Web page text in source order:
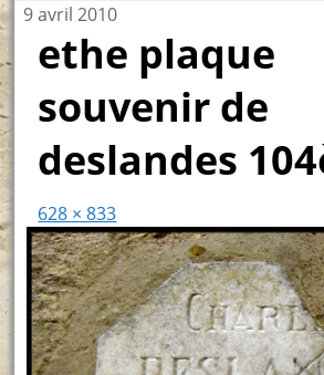
9 avril 2010
ethe plaque
souvenir de
deslandes
628 × 833